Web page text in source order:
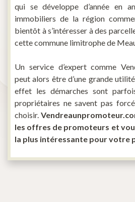
qui se développe d’année en
immobiliers de la région
bientôt à s’intéresser à des
cette commune limitrophe de
Un service d’expert comme
peut alors être d’une grande
effet les démarches sont
propriétaires ne savent pas
choisir.
les offres de promoteurs et
la plus intéressante pour votre